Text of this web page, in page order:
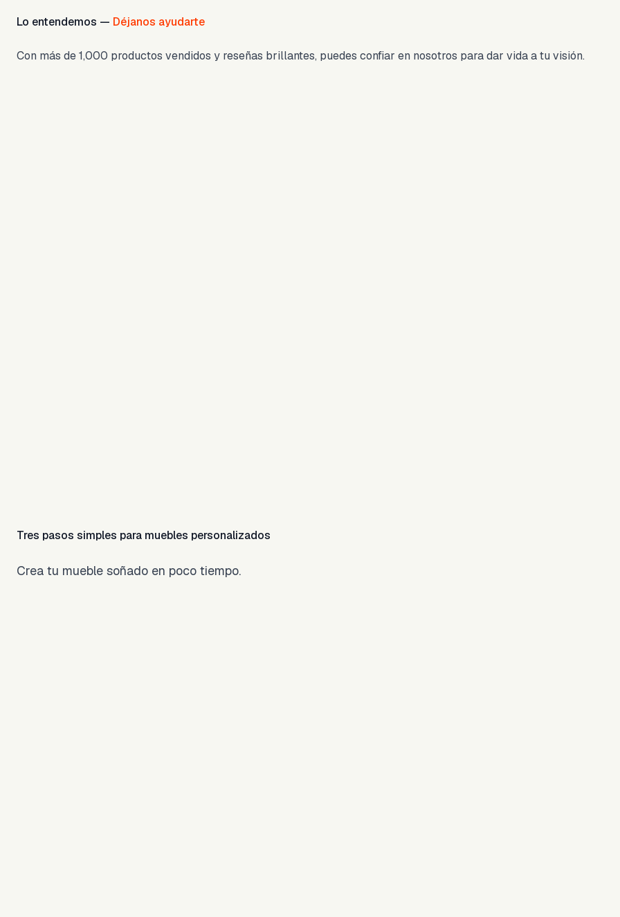
Lo entendemos — Déjanos ayudarte
Con más de 1,000 productos vendidos y reseñas brillantes, puedes confiar en nosotros para dar vida a tu visión.
Tres pasos simples para muebles personalizados
Crea tu mueble soñado en poco tiempo.